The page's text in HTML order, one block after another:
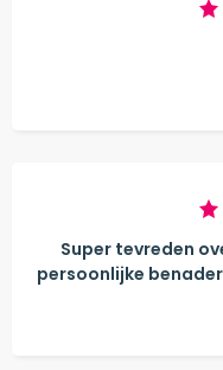
Super tevreden
persoonlijke